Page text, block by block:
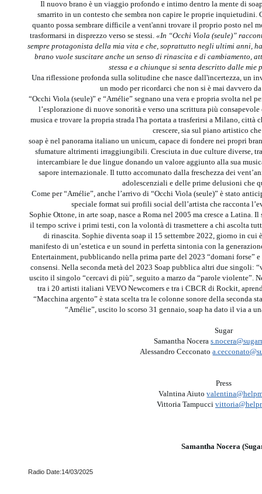
Il nuovo brano è un viaggio profondo e intimo dentro la mente di
smarrito in un contesto che sembra non capire le proprie inquietudini.
quanto possa sembrare difficile a vent'anni trovare il proprio posto nel
trasformarsi in disprezzo verso se stessi.«In “Occhi Viola (seule)”
sempre protagonista della mia vita e che, soprattutto negli ultimi anni,
brano vuole suscitare anche un senso di rinascita e di cambiamento,
stessa e a chiunque si senta descritto dalle
Una riflessione profonda sulla solitudine che nasce dall'incertezza, un
un modo per ricordarci che non si è mai davvero
“Occhi Viola (seule)” e “Amélie” segnano una vera e propria svolta nel
l’esplorazione di nuove sonorità e verso una scrittura più
musica e trovare la propria strada l'ha portata a trasferirsi a Milano, città
crescere, sia sul piano artistico
soap è nel panorama italiano un unicum, capace di fondere nei propri
sfumature altrimenti irraggiungibili. Cresciuta in due culture diverse,
intercambiare le due lingue donando un valore aggiunto alla sua
sapore internazionale. Il tutto accomunato dalla freschezza dei
adolescenziali e delle prime delusioni che
Come per “Amélie”, anche l’arrivo di “Occhi Viola (seule)” è stato
speciale format sui profili social dell’artista che racconta
Sophie Ottone, in arte soap, nasce a Roma nel 2005 ma cresce a Latina.
il tempo scrive i primi testi, con la volontà di trasmettere a chi ascolta
di rinascita. Sophie diventa soap il 15 settembre 2022, giorno in
manifesto di un’estetica e un sound in perfetta sintonia con la
Entertainment, pubblicando nella prima parte del 2023 “domani forse”
consensi. Nella seconda metà del 2023 Soap pubblica altri due singoli:
uscito il singolo “cercavi di più”, seguito a marzo da “parole violente”.
tra i 20 artisti italiani VEVO Newcomers e tra i CBCR di Rockit,
“Macchina argento” è stata scelta tra le colonne sonore della seconda
“Amélie”, uscito lo scorso 31 gennaio, soap ha dato il via a
Sugar
Samantha Nocera
Alessandro Cecconato
Press
Valntina Aiuto
Vittoria Tampucci
Samantha Nocera
Radio Date:14/03/2025